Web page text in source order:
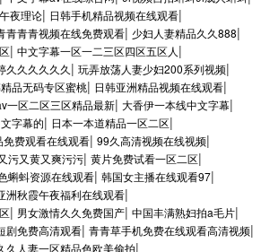
夜理论| 日韩手机精品视频在线观看|
青青青视频在线免费观看| 少妇人妻精品久久888|
| 中文字幕一区一二三区四区五区人|
久久久久久久| 玩弄放荡人妻少妇200系列视频|
品无码专区蜜桃| 日韩亚洲精品视频在线观看|
一区二区三区精品最新| 大香伊一本线中文字幕|
字幕的| 日本一本道精品一区二区|
免费观看在线观看| 99久高清视频在线视频|
污又黄又爽污污| 黄片免费试看一区二区|
蝌蚪资源在线观看| 韩国女主播在线观看97|
洲秋霞午夜福利在线观看|
| 男女激情久久免费国产| 中国丰满熟妇拍a毛片|
剧免费高清观看| 青青草手机免费在线观看高清视频|
久人妻一区精品色欧美偷拍|